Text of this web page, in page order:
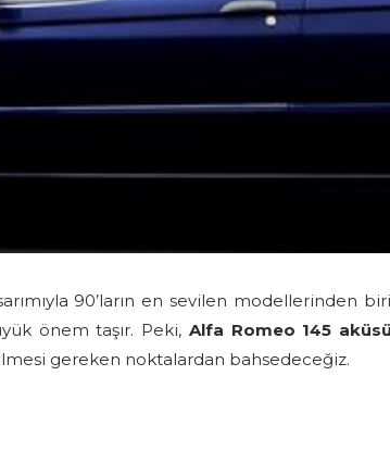
90’ların en sevilen modellerinden
önem taşır. Peki, Alfa Romeo 145
gereken noktalardan bahsedeceğiz.